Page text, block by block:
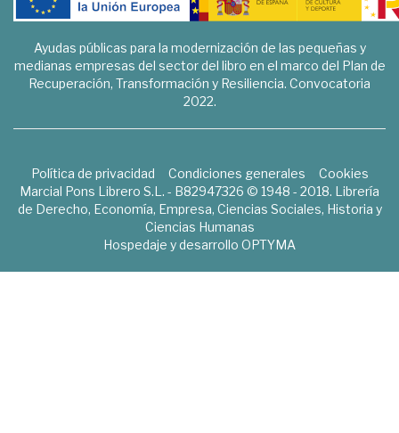
Ayudas públicas para la modernización de las pequeñas y
medianas empresas del sector del libro en el marco del Plan de
Recuperación, Transformación y Resiliencia. Convocatoria
2022.
Política de privacidad Condiciones generales
Cookies
Marcial Pons Librero S.L. - B82947326 © 1948 - 2018. Librería
de Derecho, Economía, Empresa, Ciencias Sociales, Historia y
Ciencias Humanas
Hospedaje y desarrollo OPTYMA